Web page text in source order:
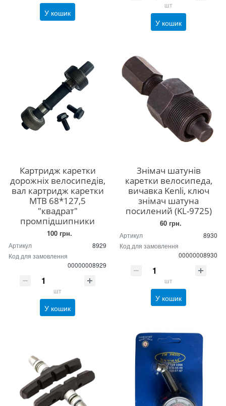
У кошик
шт
У кошик
Картридж каретки
дорожніх велосипедів,
вал картридж каретки
МТВ 68*127,5
"квадрат"
промпідшипники
100 грн.
Артикул
8929
Код для замовлення
00000008929
шт
У кошик
Знімач шатунів
каретки велосипеда,
вичавка Kenli, ключ
знімач шатуна
посилений (KL-9725)
60 грн.
Артикул
8930
Код для замовлення
00000008930
шт
У кошик